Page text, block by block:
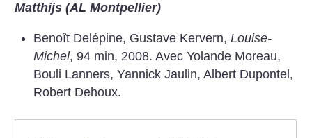
Matthijs (AL Montpellier)
Benoît Delépine, Gustave Kervern, Louise-
Michel, 94 min, 2008. Avec Yolande Moreau,
Bouli Lanners, Yannick Jaulin, Albert Dupontel,
Robert Dehoux.